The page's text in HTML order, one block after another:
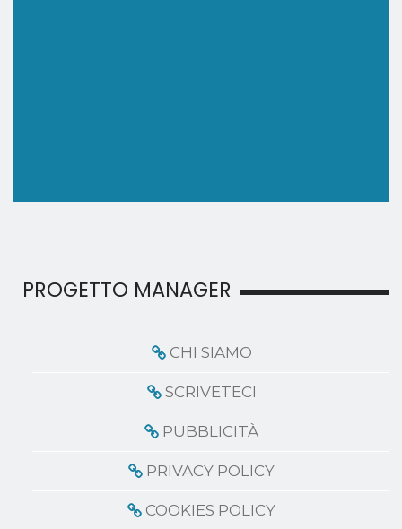
PROGETTO MANAGER
CHI SIAMO
SCRIVETECI
PUBBLICITÀ
PRIVACY POLICY
COOKIES POLICY